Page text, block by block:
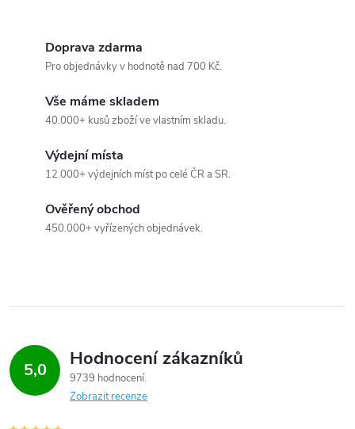
Doprava zdarma
Pro objednávky v hodnotě nad 700 Kč.
Vše máme skladem
40.000+ kusů zboží ve vlastním skladu.
Výdejní místa
12.000+ výdejních míst po celé ČR a SR.
Ověřený obchod
450.000+ vyřízených objednávek.
5,0 Hodnocení zákazníků
9739 hodnocení
Zobrazit recenze